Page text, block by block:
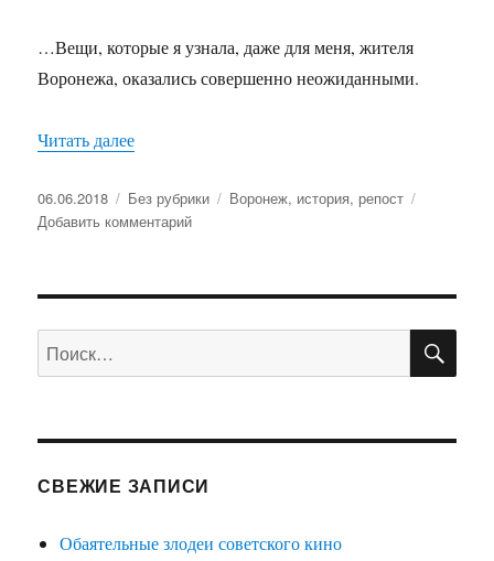
…Вещи, которые я узнала, даже для меня, жителя
Воронежа, оказались совершенно неожиданными.
Читать далее
Опубликовано
06.06.2018 Рубрики
Без рубрики Метки
Воронеж, история, репост
Добавить комментарий
ВОРОНЕЖ
ГОРОД-
Искать:
СВЕЖИЕ ЗАПИСИ
Обаятельные злодеи советского кино